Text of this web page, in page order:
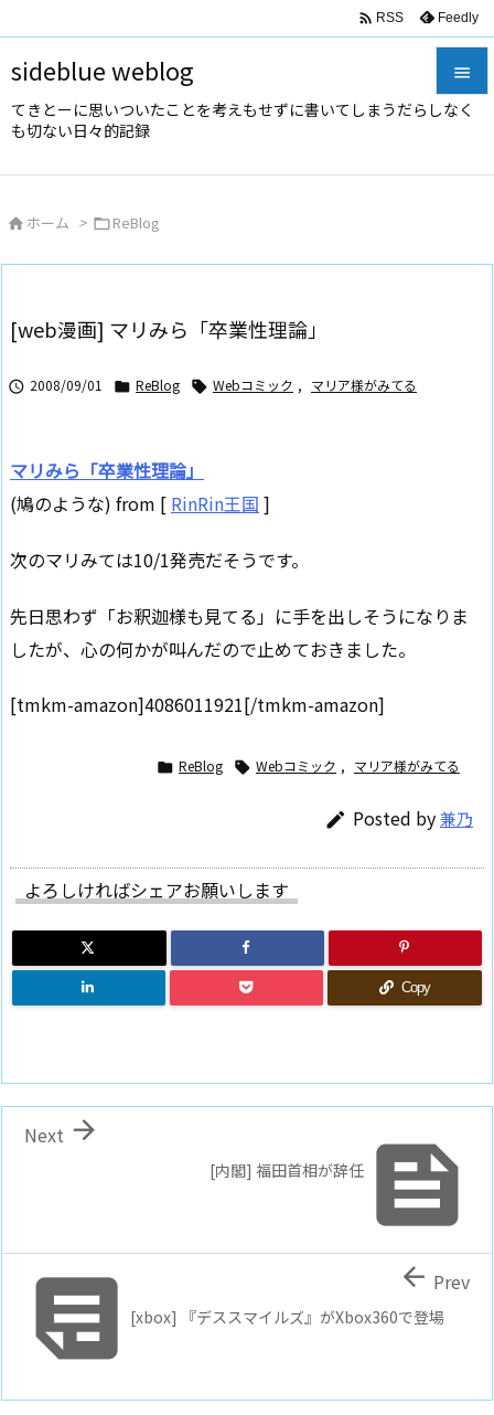
sideblue weblog
てきとーに思いついたことを考えもせずに書いてしまうだらしなく
も切ない日々的記録



 RSS Feedly
 ホーム > ReBlog
[web漫画] マリみら「卒業性理論」
 2008/09/01  ReBlog  Webコミック , マリア様がみてる
マリみら「卒業性理論」
(鳩のような) from [ RinRin王国 ]
次のマリみては10/1発売だそうです。
先日思わず「お釈迦様も見てる」に手を出しそうになりま
したが、心の何かが叫んだので止めておきました。
[tmkm-amazon]4086011921[/tmkm-amazon]
 ReBlog  Webコミック , マリア様がみてる
 Posted by兼乃
よろしければシェアお願いします
Copy

[内閣] 福田首相が辞任

Next
[xbox] 『デススマイルズ』がXbox360で登場
 Prev